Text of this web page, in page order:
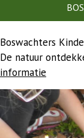
Boswachters
De natuur
informatie